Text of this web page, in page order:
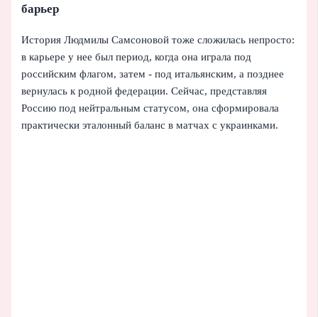
барьер
История Людмилы Самсоновой тоже сложилась непросто:
в карьере у нее был период, когда она играла под
российским флагом, затем - под итальянским, а позднее
вернулась к родной федерации. Сейчас, представляя
Россию под нейтральным статусом, она сформировала
практически эталонный баланс в матчах с украинками.